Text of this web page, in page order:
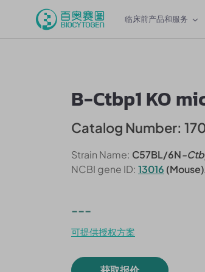
临床前产品和服务
B-Ctbp1 KO
Catalog Number:
Strain Name: C57BL/6N-
NCBI gene ID: 13016 (Mouse)
---
可提供授权方案